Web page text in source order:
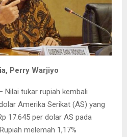
Perry Warjiyo
Nilai tukar rupiah kembali
Amerika Serikat (AS) yang
17.645 per dolar AS pada
melemah 1,17%